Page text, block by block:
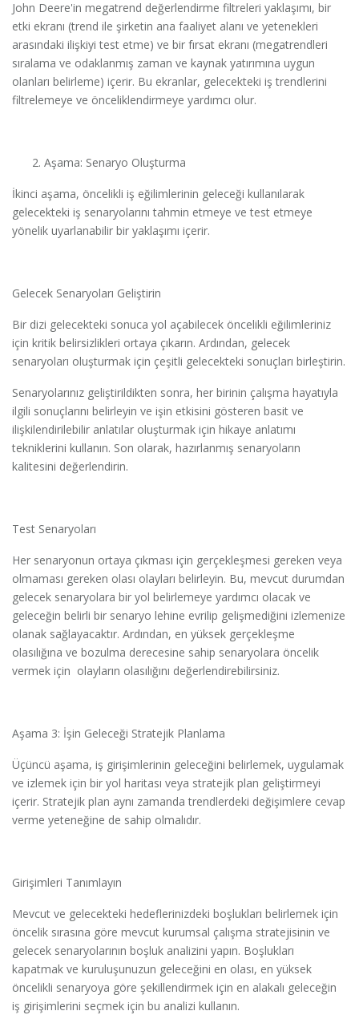
John Deere'in megatrend değerlendirme filtreleri yaklaşımı, bir
etki ekranı (trend ile şirketin ana faaliyet alanı ve yetenekleri
arasındaki ilişkiyi test etme) ve bir fırsat ekranı (megatrendleri
sıralama ve odaklanmış zaman ve kaynak yatırımına uygun
olanları belirleme) içerir. Bu ekranlar, gelecekteki iş trendlerini
filtrelemeye ve önceliklendirmeye yardımcı olur.
Aşama: Senaryo Oluşturma
İkinci aşama, öncelikli iş eğilimlerinin geleceği kullanılarak
gelecekteki iş senaryolarını tahmin etmeye ve test etmeye
yönelik uyarlanabilir bir yaklaşımı içerir.
Gelecek Senaryoları Geliştirin
Bir dizi gelecekteki sonuca yol açabilecek öncelikli eğilimleriniz
için kritik belirsizlikleri ortaya çıkarın. Ardından, gelecek
senaryoları oluşturmak için çeşitli gelecekteki sonuçları birleştirin.
Senaryolarınız geliştirildikten sonra, her birinin çalışma hayatıyla
ilgili sonuçlarını belirleyin ve işin etkisini gösteren basit ve
ilişkilendirilebilir anlatılar oluşturmak için hikaye anlatımı
tekniklerini kullanın. Son olarak, hazırlanmış senaryoların
kalitesini değerlendirin.
Test Senaryoları
Her senaryonun ortaya çıkması için gerçekleşmesi gereken veya
olmaması gereken olası olayları belirleyin. Bu, mevcut durumdan
gelecek senaryolara bir yol belirlemeye yardımcı olacak ve
geleceğin belirli bir senaryo lehine evrilip gelişmediğini izlemenize
olanak sağlayacaktır. Ardından, en yüksek gerçekleşme
olasılığına ve bozulma derecesine sahip senaryolara öncelik
vermek için olayların olasılığını değerlendirebilirsiniz.
Aşama 3: İşin Geleceği Stratejik Planlama
Üçüncü aşama, iş girişimlerinin geleceğini belirlemek, uygulamak
ve izlemek için bir yol haritası veya stratejik plan geliştirmeyi
içerir. Stratejik plan aynı zamanda trendlerdeki değişimlere cevap
verme yeteneğine de sahip olmalıdır.
Girişimleri Tanımlayın
Mevcut ve gelecekteki hedeflerinizdeki boşlukları belirlemek için
öncelik sırasına göre mevcut kurumsal çalışma stratejisinin ve
gelecek senaryolarının boşluk analizini yapın. Boşlukları
kapatmak ve kuruluşunuzun geleceğini en olası, en yüksek
öncelikli senaryoya göre şekillendirmek için en alakalı geleceğin
iş girişimlerini seçmek için bu analizi kullanın.